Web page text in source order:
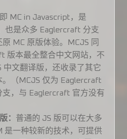
MC in Javascript，是
也是众多 Eaglercraft 分支
MC 原版体验。MCJS 同
版本最全整合中文网站，不
中文翻译版，还收录了其它
（MCJS 仅为 Eaglercraft
，与 Eaglercraft 官方没有
： 普通的 JS 版可以在大多
是一种较新的技术，可提供